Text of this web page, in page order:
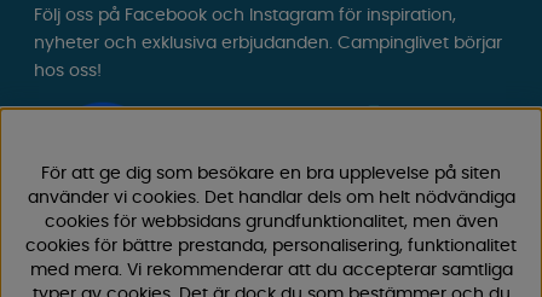
Följ oss på Facebook och Instagram för inspiration,
nyheter och exklusiva erbjudanden. Campinglivet börjar
hos oss!
För att ge dig som besökare en bra upplevelse på siten
använder vi cookies. Det handlar dels om helt nödvändiga
cookies för webbsidans grundfunktionalitet, men även
cookies för bättre prestanda, personalisering, funktionalitet
med mera. Vi rekommenderar att du accepterar samtliga